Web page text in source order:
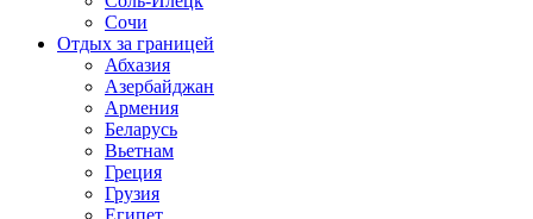
Сочи
Отдых за границей
Абхазия
Азербайджан
Армения
Беларусь
Вьетнам
Греция
Грузия
Египет